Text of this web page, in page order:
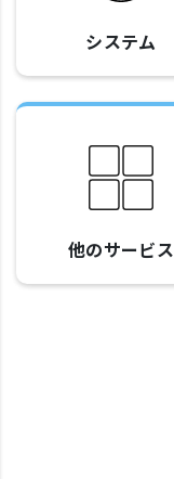
システム
他のサービス